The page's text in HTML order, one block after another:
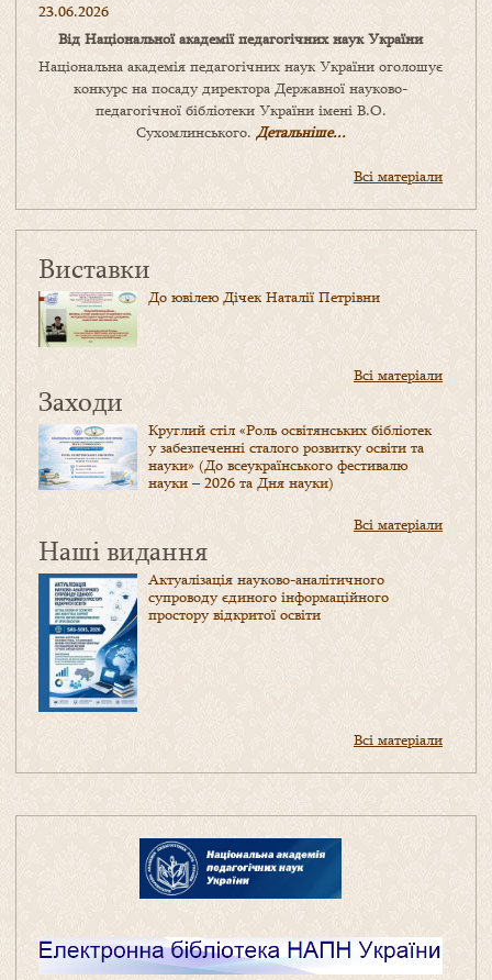
23.06.2026
Від Національної академії педагогічних наук України
Національна академія педагогічних наук України оголошує
конкурс на посаду директора Державної науково-
педагогічної бібліотеки України імені В.О.
Сухомлинського. Детальніше...
Всі матеріали
Виставки
До ювілею Дічек Наталії Петрівни
Всі матеріали
Заходи
Круглий стіл «Роль освітянських бібліотек
у забезпеченні сталого розвитку освіти та
науки» (До всеукраїнського фестивалю
науки – 2026 та Дня науки)
Всі матеріали
Наші видання
Актуалізація науково-аналітичного
супроводу єдиного інформаційного
простору відкритої освіти
Всі матеріали